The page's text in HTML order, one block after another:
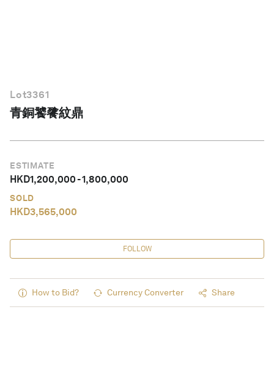
Lot3361
青銅饕餮紋鼎
ESTIMATE
HKD1,200,000-1,800,000
SOLD
HKD3,565,000
FOLLOW
How to Bid? Currency Converter Share